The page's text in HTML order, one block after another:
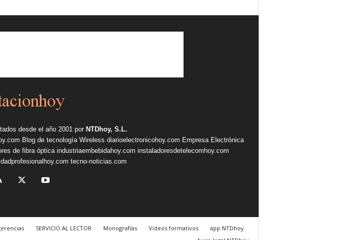
desde el año 2001 por NTDhoy, S.L.
Blog de tecnología Wireless diarioelectronicohoy.com Empresa Electrónica
de fibra óptica industriaembebidahoy.com instaladoresdetelecomhoy.com
tecno-noticias.com
SERVICIO AL LECTOR Monografías Vídeos formativos
app NTDhoy